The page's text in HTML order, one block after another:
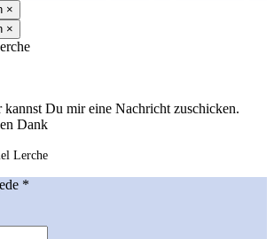
×
×
kannst Du mir eine Nachricht zuschicken.
Dank
Lerche
*